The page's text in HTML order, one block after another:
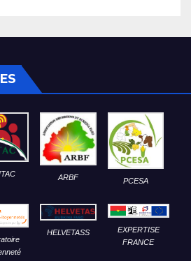
ARBF PCESA
HELVETASS
EXPERTISE
FRANCE